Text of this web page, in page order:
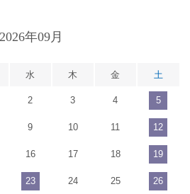
2026年09月
水 木 金 土
2 3 4 5
9 10 11 12
16 17 18 19
23 24 25 26